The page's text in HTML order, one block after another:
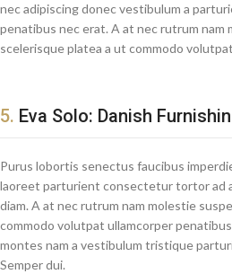
nec adipiscing donec vestibulum a
penatibus nec erat. A at nec rutrum nam
scelerisque platea a ut commodo
5. Eva Solo: Danish
Purus lobortis senectus faucibus
laoreet parturient consectetur tortor ad
diam. A at nec rutrum nam molestie
commodo volutpat ullamcorper
montes nam a vestibulum tristique
Semper dui.